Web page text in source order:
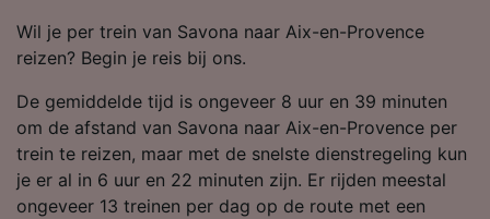
Wil je per trein van Savona naar Aix-en-Provence
reizen? Begin je reis bij ons.
De gemiddelde tijd is ongeveer 8 uur en 39 minuten
om de afstand van Savona naar Aix-en-Provence per
trein te reizen, maar met de snelste dienstregeling kun
je er al in 6 uur en 22 minuten zijn. Er rijden meestal
ongeveer 13 treinen per dag op de route met een